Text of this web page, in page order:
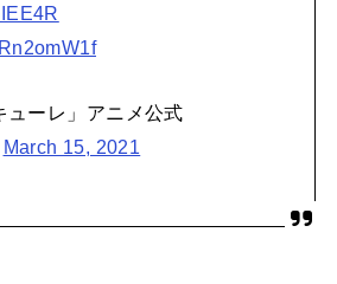
ーレ」アニメ公式
March 15, 2021